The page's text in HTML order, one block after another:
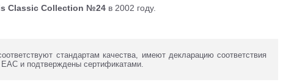
Classic Collection №24 в 2002 году.
стандартам качества, имеют декларацию соответствия
и подтверждены сертификатами.